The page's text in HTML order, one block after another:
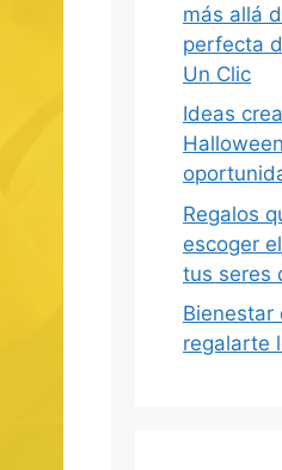
más allá
perfecta
Un Clic
Ideas
Regalos
escoger
tus seres
Bienestar
regalarte